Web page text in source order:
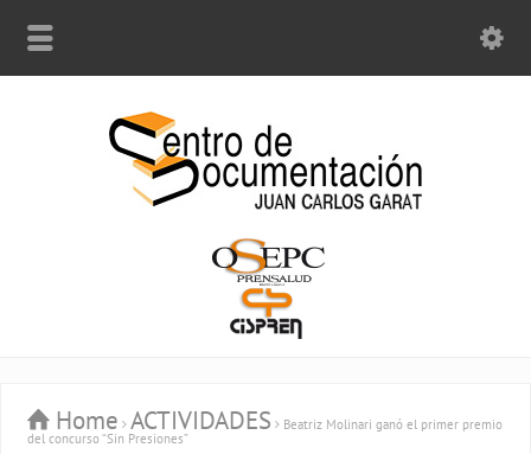
Home ACTIVIDADES
Beatriz Molinari ganó el primer premio
del concurso “Sin Presiones”